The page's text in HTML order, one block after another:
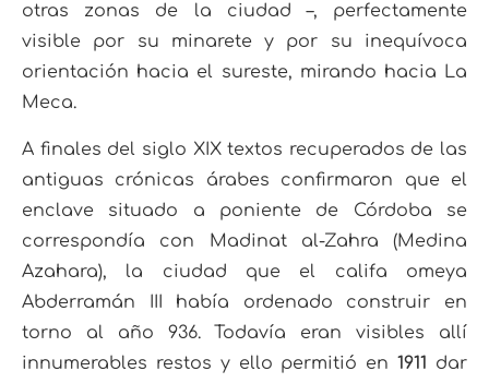
otras zonas de la ciudad –, perfectamente
visible por su minarete y por su inequívoca
orientación hacia el sureste, mirando hacia La
Meca.
A finales del siglo XIX textos recuperados de las
antiguas crónicas árabes confirmaron que el
enclave situado a poniente de Córdoba se
correspondía con Madinat al-Zahra (Medina
Azahara), la ciudad que el califa omeya
Abderramán III había ordenado construir en
torno al año 936. Todavía eran visibles allí
innumerables restos y ello permitió en1911 dar